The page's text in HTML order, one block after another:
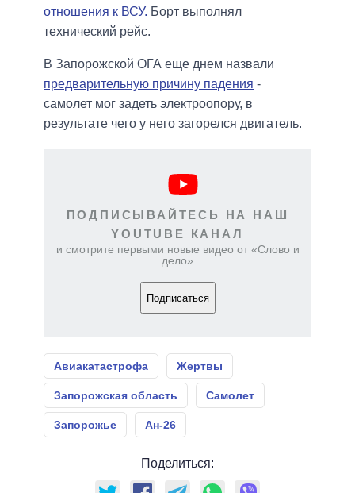
отношения к ВСУ. Борт выполнял
технический рейс.
В Запорожской ОГА еще днем назвали
предварительную причину падения -
самолет мог задеть электроопору, в
результате чего у него загорелся двигатель.
ПОДПИСЫВАЙТЕСЬ НА НАШ
YOUTUBE КАНАЛ
и смотрите первыми новые видео от «Слово и
дело»
Подписаться
Авиакатастрофа Жертвы
Запорожская область Самолет
Запорожье Ан-26
Поделиться: